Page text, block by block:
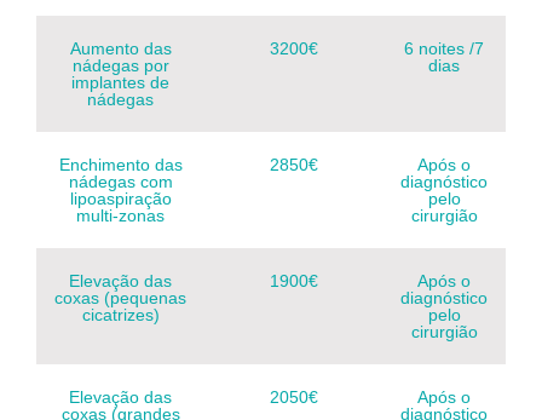
Aumento das
nádegas por
implantes de
nádegas
3200€
6 noites /7
dias
Enchimento das
nádegas com
lipoaspiração
multi-zonas
2850€
Após o
diagnóstico
pelo
cirurgião
Elevação das
coxas (pequenas
cicatrizes)
1900€
Após o
diagnóstico
pelo
cirurgião
Elevação das
coxas (grandes
2050€
Após o
diagnóstico